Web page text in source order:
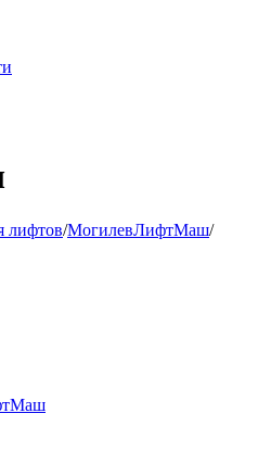
лифтов/МогилевЛифтМаш/